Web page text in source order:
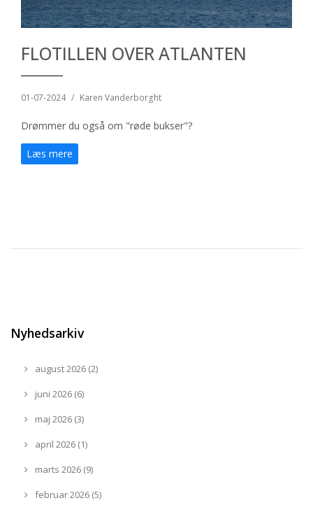
FLOTILLEN OVER ATLANTEN
01-07-2024 / Karen Vanderborght
Drømmer du også om "røde bukser"?
Læs mere
Nyhedsarkiv
august 2026 (2)
juni 2026 (6)
maj 2026 (3)
april 2026 (1)
marts 2026 (9)
februar 2026 (5)